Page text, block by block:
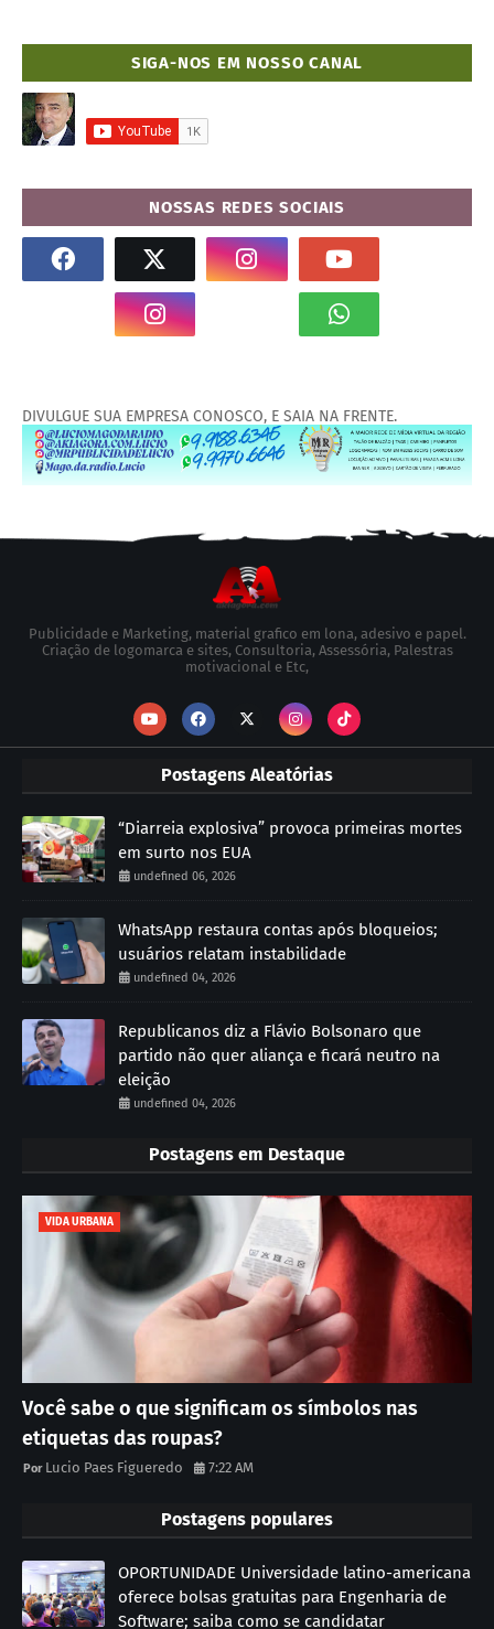
SIGA-NOS EM NOSSO CANAL
NOSSAS REDES SOCIAIS
DIVULGUE SUA EMPRESA CONOSCO, E SAIA NA FRENTE.
Publicidade e Marketing, material grafico em lona, adesivo e papel.
Criação de logomarca e sites, Consultoria, Assessória, Palestras
motivacional e Etc,
Postagens Aleatórias
“Diarreia explosiva” provoca primeiras mortes
em surto nos EUA
undefined 06, 2026
WhatsApp restaura contas após bloqueios;
usuários relatam instabilidade
undefined 04, 2026
Republicanos diz a Flávio Bolsonaro que
partido não quer aliança e ficará neutro na
eleição
undefined 04, 2026
Postagens em Destaque
VIDA URBANA
Você sabe o que significam os símbolos nas
etiquetas das roupas?
Lucio Paes Figueredo 7:22 AM
Postagens populares
OPORTUNIDADE Universidade latino-americana
oferece bolsas gratuitas para Engenharia de
Software; saiba como se candidatar